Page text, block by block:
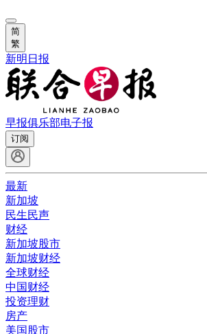
简
繁
新明日报
早报俱乐部电子报
订阅
最新
新加坡
民生民声
财经
新加坡股市
新加坡财经
全球财经
中国财经
投资理财
房产
美国股市